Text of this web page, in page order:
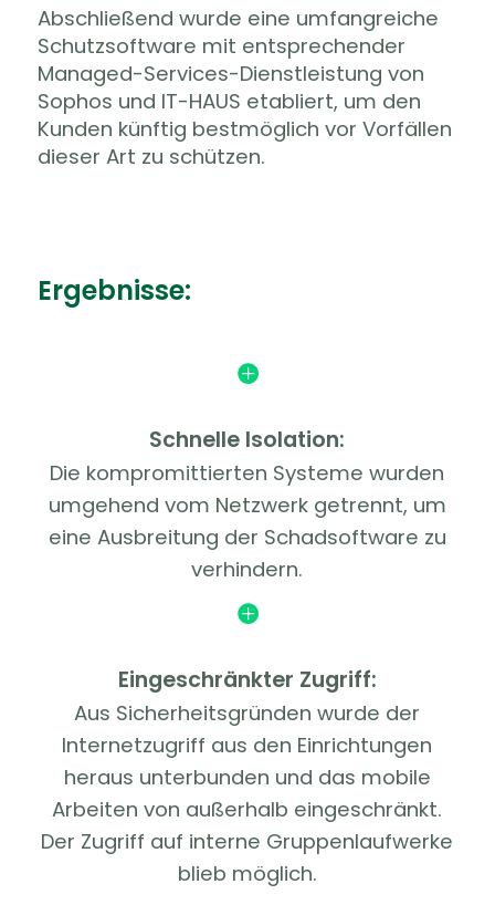
Abschließend wurde eine umfangreiche
Schutzsoftware mit entsprechender
Managed-Services-Dienstleistung von
Sophos und IT-HAUS etabliert, um den
Kunden künftig bestmöglich vor Vorfällen
dieser Art zu schützen.
Ergebnisse:

Schnelle Isolation:
Die kompromittierten Systeme wurden
umgehend vom Netzwerk getrennt, um
eine Ausbreitung der Schadsoftware zu
verhindern.

Eingeschränkter Zugriff:
Aus Sicherheitsgründen wurde der
Internetzugriff aus den Einrichtungen
heraus unterbunden und das mobile
Arbeiten von außerhalb eingeschränkt.
Der Zugriff auf interne Gruppenlaufwerke
blieb möglich.